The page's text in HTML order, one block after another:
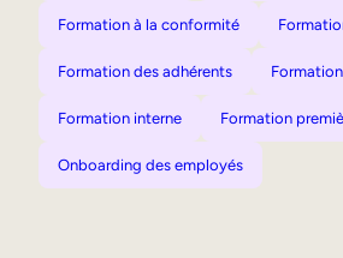
Formation à la conformité
Formation des adhérents
Formation interne Formation
Onboarding des employés